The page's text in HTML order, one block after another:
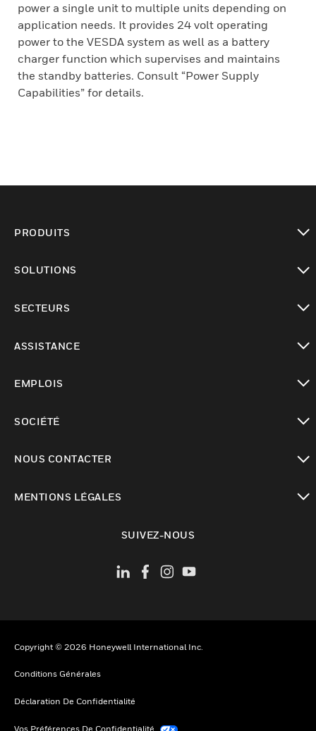
power a single unit to multiple units depending on
application needs. It provides 24 volt operating
power to the VESDA system as well as a battery
charger function which supervises and maintains
the standby batteries. Consult “Power Supply
Capabilities” for details.
PRODUITS
SOLUTIONS
SECTEURS
ASSISTANCE
EMPLOIS
SOCIÉTÉ
NOUS CONTACTER
MENTIONS LÉGALES
SUIVEZ-NOUS
Copyright © 2026 Honeywell International Inc.
Conditions Générales
Déclaration De Confidentialité
Vos Préférences De Confidentialité